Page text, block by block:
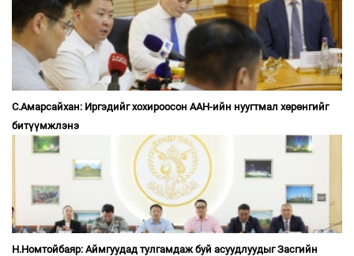
С.Амарсайхан: Иргэдийг хохироосон ААН-ийн нуугтмал хөрөнгийг
битүүмжлэнэ
Н.Номтойбаяр: Аймгуудад тулгамдаж буй асуудлуудыг Засгийн